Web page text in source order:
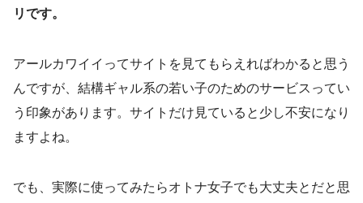
リです。
アールカワイイってサイトを見てもらえればわかると思う
んですが、結構ギャル系の若い子のためのサービスってい
う印象があります。サイトだけ見ていると少し不安になり
ますよね。
でも、実際に使ってみたらオトナ女子でも大丈夫とだと思